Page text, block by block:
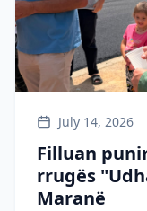
July 14, 2026
Filluan
rrugës
Maranë